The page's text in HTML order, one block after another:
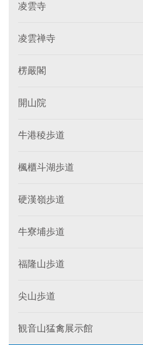
凌雲寺
凌雲禅寺
楞嚴閣
開山院
牛港稜歩道
楓櫃斗湖歩道
硬漢嶺歩道
牛寮埔歩道
福隆山歩道
尖山歩道
観音山猛禽展示館